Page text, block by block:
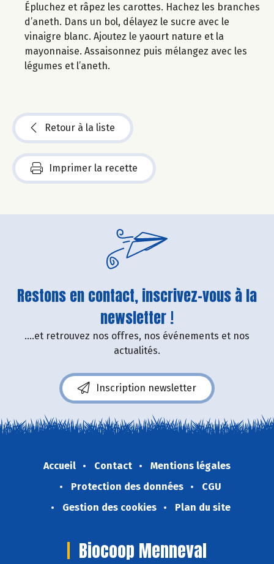
Épluchez et râpez les carottes. Hachez les branches
d’aneth. Dans un bol, délayez le sucre avec le
vinaigre blanc. Ajoutez le yaourt nature et la
mayonnaise. Assaisonnez puis mélangez avec les
légumes et l’aneth.
Retour à la liste
Imprimer la recette
Restons en contact, inscrivez-vous à la
newsletter !
....et retrouvez nos offres, nos événements et nos
actualités.
Inscription newsletter
Accueil Contact
Mentions légales
Protection des données
CGU
Gestion des cookies
Plan du site
Biocoop Menneval